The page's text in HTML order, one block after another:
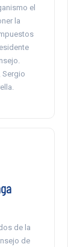
el
la
Sergio
de la
de